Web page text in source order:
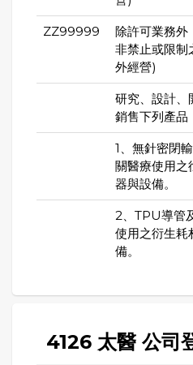
ZZ99999
除許可業務外
非禁止或限制
外經營)
研究、設計、
銷售下列產品
1、無針密閉
關醫療使用之
器與設備。
2、TPU導管
使用之衍生耗
備。
4126 太醫 公司